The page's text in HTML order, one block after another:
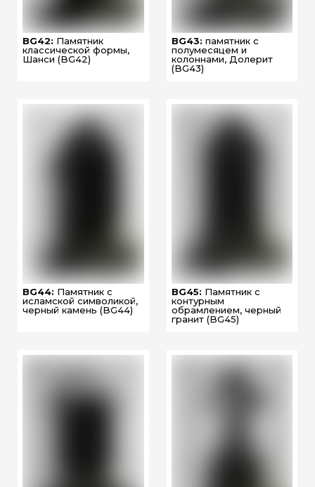
BG42: Памятник
классической формы,
Шанси (BG42)
BG43: памятник с
полумесяцем и
колоннами, Долерит
(BG43)
BG44: Памятник с
исламской символикой,
черный камень (BG44)
BG45: Памятник с
контурным
обрамлением, черный
гранит (BG45)